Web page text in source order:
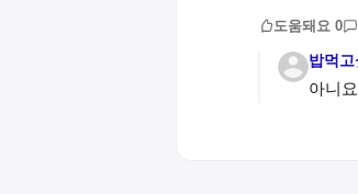
도움돼요 0
밥먹
아니